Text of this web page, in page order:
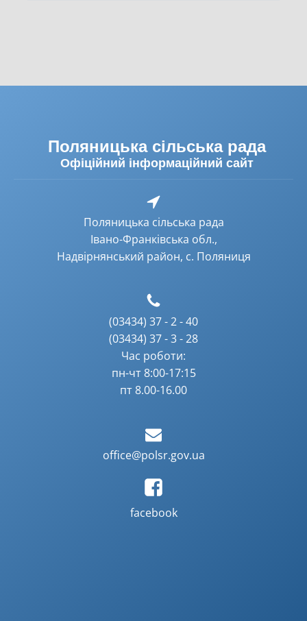
Поляницька сільська рада
Офіційний інформаційний сайт
Поляницька сільська рада
Івано-Франківська обл.,
Надвірнянський район, с. Поляниця
(03434) 37 - 2 - 40
(03434) 37 - 3 - 28
Час роботи:
пн-чт 8:00-17:15
пт 8.00-16.00
office@polsr.gov.ua
facebook